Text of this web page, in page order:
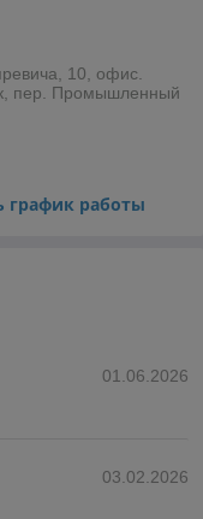
10, офис.
пер. Промышленный
график работы
01.06.2026
03.02.2026